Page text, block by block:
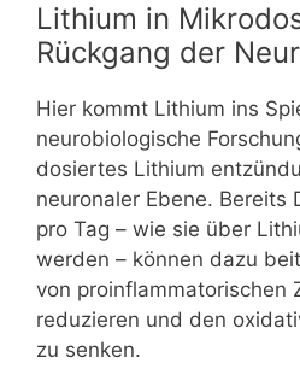
Lithium in
Rückgang der
Hier kommt Lithium ins
neurobiologische
dosiertes Lithium
neuronaler Ebene. Bereits
pro Tag – wie sie über
werden – können dazu
von proinflammatorischen
reduzieren und den
zu senken.